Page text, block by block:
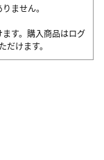
ません。
す。購入商品はログ
だけます。